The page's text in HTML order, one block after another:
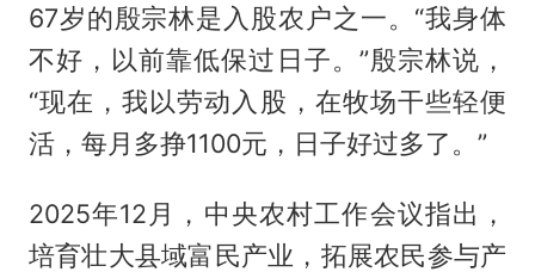
67岁的殷宗林是入股农户之一。“我身体
不好，以前靠低保过日子。”殷宗林说，
“现在，我以劳动入股，在牧场干些轻便
活，每月多挣1100元，日子好过多了。”
2025年12月，中央农村工作会议指出，
培育壮大县域富民产业，拓展农民参与产